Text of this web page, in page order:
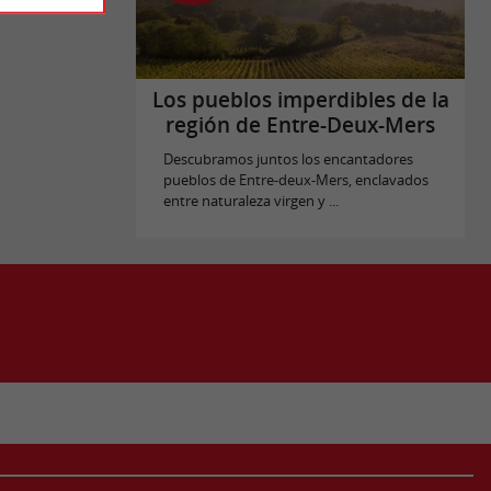
Los pueblos imperdibles de la
región de Entre-Deux-Mers
Descubramos juntos los encantadores
pueblos de Entre-deux-Mers, enclavados
entre naturaleza virgen y ...